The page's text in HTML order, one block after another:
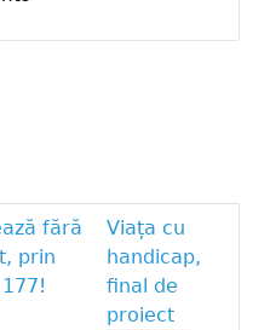
fără
prin
Viața cu
handicap,
final de
proiect